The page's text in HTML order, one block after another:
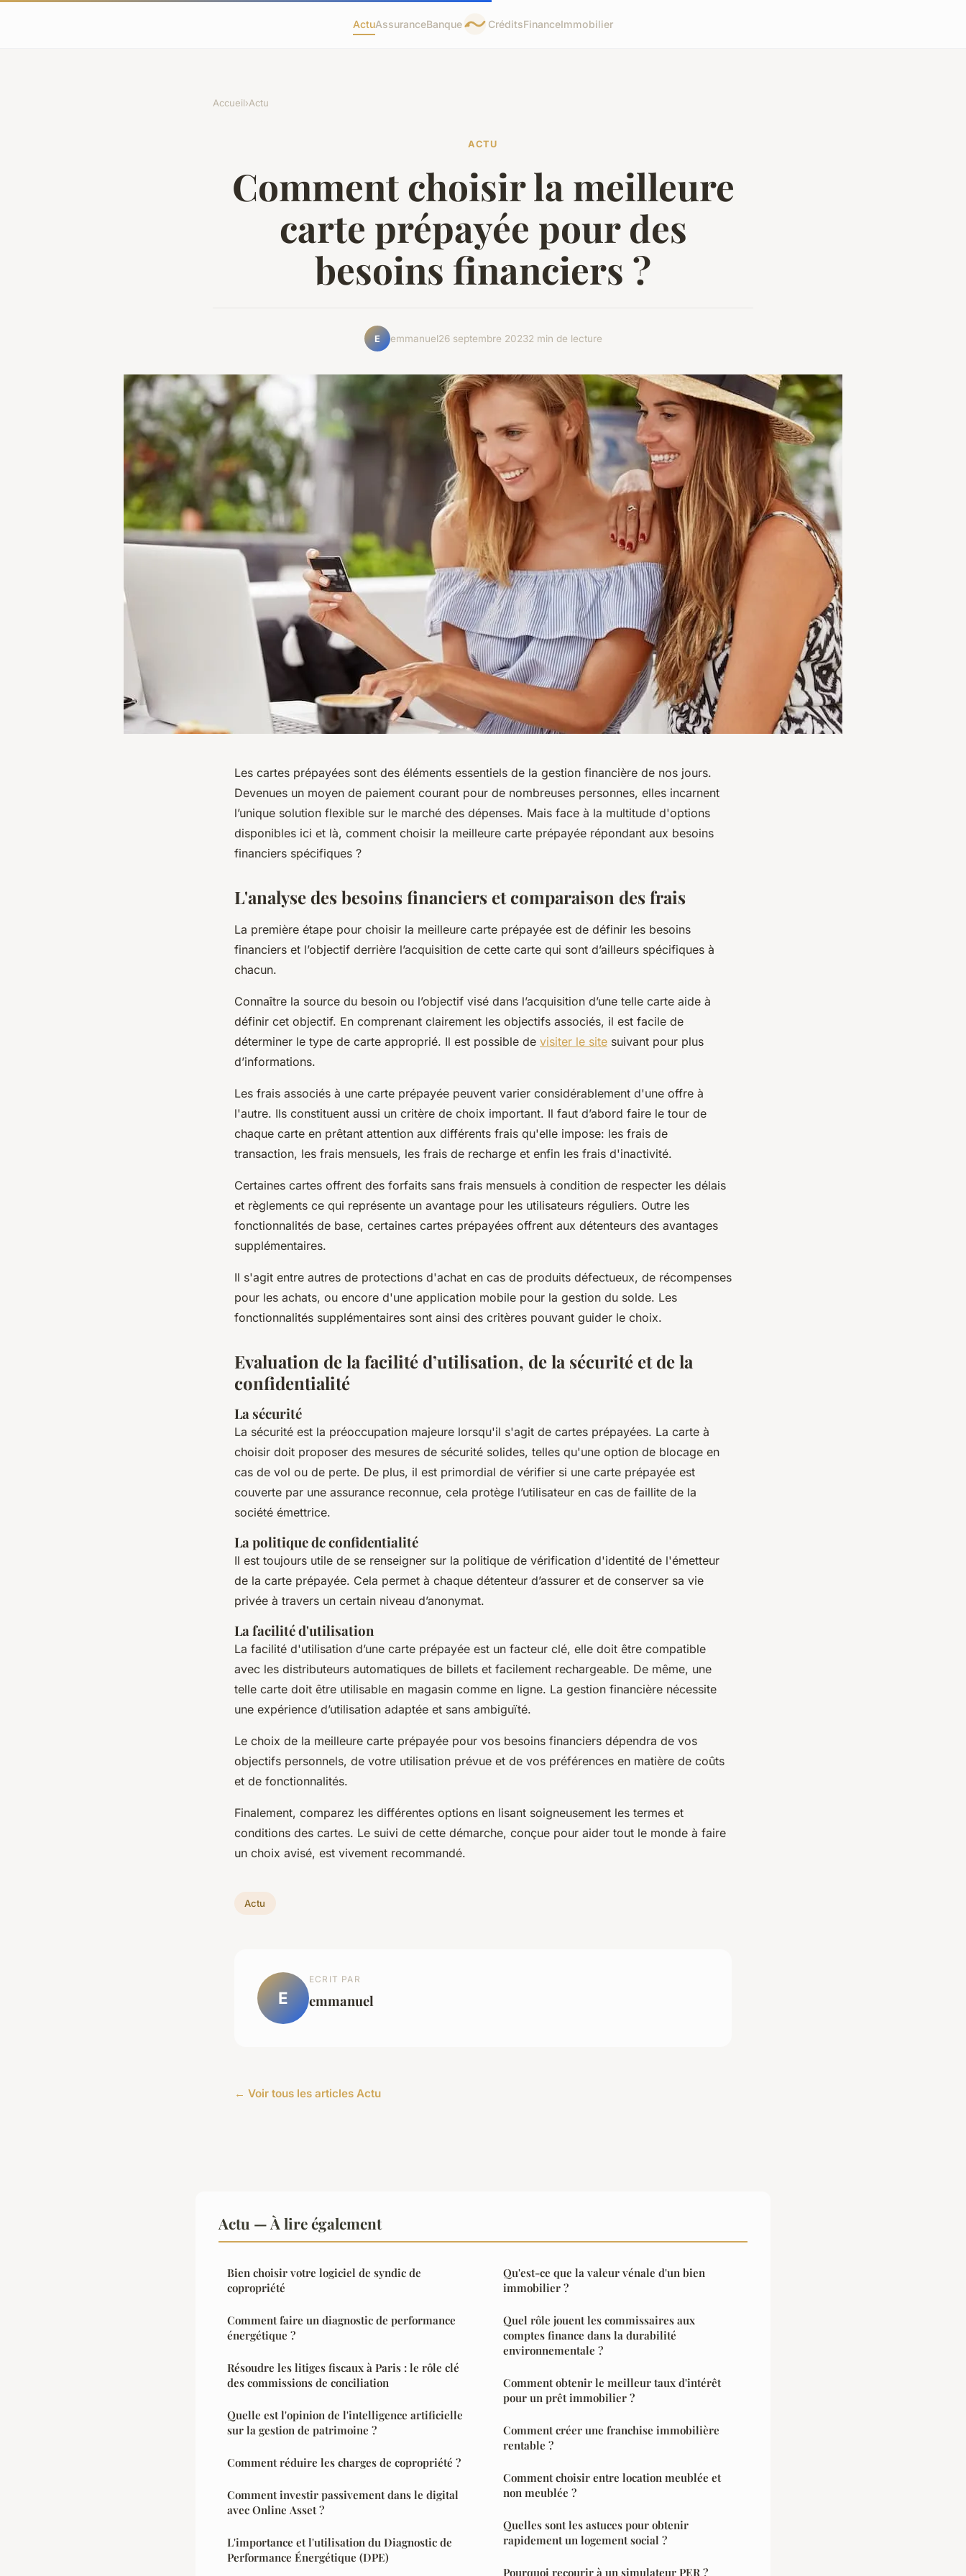
ActuAssuranceBanque CréditsFinanceImmobilier
Accueil›Actu
ACTU
Comment choisir la meilleure
carte prépayée pour des
besoins financiers ?
E emmanuel26 septembre 20232 min de lecture
Les cartes prépayées sont des éléments essentiels de la gestion financière de nos jours.
Devenues un moyen de paiement courant pour de nombreuses personnes, elles incarnent
l’unique solution flexible sur le marché des dépenses. Mais face à la multitude d'options
disponibles ici et là, comment choisir la meilleure carte prépayée répondant aux besoins
financiers spécifiques ?
L'analyse des besoins financiers et comparaison des frais
La première étape pour choisir la meilleure carte prépayée est de définir les besoins
financiers et l’objectif derrière l’acquisition de cette carte qui sont d’ailleurs spécifiques à
chacun.
Connaître la source du besoin ou l’objectif visé dans l’acquisition d’une telle carte aide à
définir cet objectif. En comprenant clairement les objectifs associés, il est facile de
déterminer le type de carte approprié. Il est possible de visiter le site suivant pour plus
d’informations.
Les frais associés à une carte prépayée peuvent varier considérablement d'une offre à
l'autre. Ils constituent aussi un critère de choix important. Il faut d’abord faire le tour de
chaque carte en prêtant attention aux différents frais qu'elle impose: les frais de
transaction, les frais mensuels, les frais de recharge et enfin les frais d'inactivité.
Certaines cartes offrent des forfaits sans frais mensuels à condition de respecter les délais
et règlements ce qui représente un avantage pour les utilisateurs réguliers. Outre les
fonctionnalités de base, certaines cartes prépayées offrent aux détenteurs des avantages
supplémentaires.
Il s'agit entre autres de protections d'achat en cas de produits défectueux, de récompenses
pour les achats, ou encore d'une application mobile pour la gestion du solde. Les
fonctionnalités supplémentaires sont ainsi des critères pouvant guider le choix.
Evaluation de la facilité d’utilisation, de la sécurité et de la
confidentialité
La sécurité
La sécurité est la préoccupation majeure lorsqu'il s'agit de cartes prépayées. La carte à
choisir doit proposer des mesures de sécurité solides, telles qu'une option de blocage en
cas de vol ou de perte. De plus, il est primordial de vérifier si une carte prépayée est
couverte par une assurance reconnue, cela protège l’utilisateur en cas de faillite de la
société émettrice.
La politique de confidentialité
Il est toujours utile de se renseigner sur la politique de vérification d'identité de l'émetteur
de la carte prépayée. Cela permet à chaque détenteur d’assurer et de conserver sa vie
privée à travers un certain niveau d’anonymat.
La facilité d'utilisation
La facilité d'utilisation d’une carte prépayée est un facteur clé, elle doit être compatible
avec les distributeurs automatiques de billets et facilement rechargeable. De même, une
telle carte doit être utilisable en magasin comme en ligne. La gestion financière nécessite
une expérience d’utilisation adaptée et sans ambiguïté.
Le choix de la meilleure carte prépayée pour vos besoins financiers dépendra de vos
objectifs personnels, de votre utilisation prévue et de vos préférences en matière de coûts
et de fonctionnalités.
Finalement, comparez les différentes options en lisant soigneusement les termes et
conditions des cartes. Le suivi de cette démarche, conçue pour aider tout le monde à faire
un choix avisé, est vivement recommandé.
Actu
E
ECRIT PAR
emmanuel
← Voir tous les articles Actu
Actu — À lire également
Bien choisir votre logiciel de syndic de
copropriété
Comment faire un diagnostic de performance
énergétique ?
Résoudre les litiges fiscaux à Paris : le rôle clé
des commissions de conciliation
Quelle est l'opinion de l'intelligence artificielle
sur la gestion de patrimoine ?
Comment réduire les charges de copropriété ?
Comment investir passivement dans le digital
avec Online Asset ?
L'importance et l'utilisation du Diagnostic de
Performance Énergétique (DPE)
Qu'est-ce que la valeur vénale d'un bien
immobilier ?
Quel rôle jouent les commissaires aux
comptes finance dans la durabilité
environnementale ?
Comment obtenir le meilleur taux d'intérêt
pour un prêt immobilier ?
Comment créer une franchise immobilière
rentable ?
Comment choisir entre location meublée et
non meublée ?
Quelles sont les astuces pour obtenir
rapidement un logement social ?
Pourquoi recourir à un simulateur PER ?